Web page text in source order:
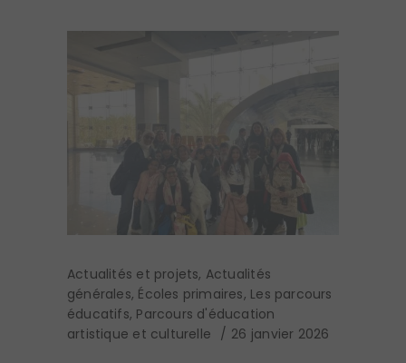
Actualités et projets, Actualités
générales, Écoles primaires, Les parcours
éducatifs, Parcours d'éducation
artistique et culturelle
26 janvier 2026